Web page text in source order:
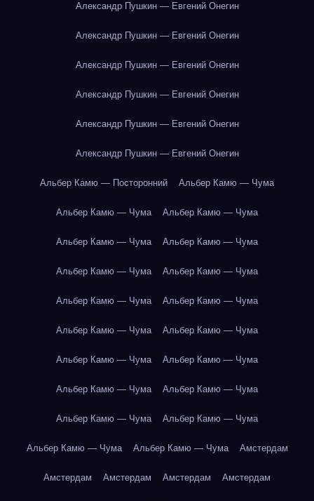
Александр Пушкин — Евгений Онегин
Александр Пушкин — Евгений Онегин
Александр Пушкин — Евгений Онегин
Александр Пушкин — Евгений Онегин
Александр Пушкин — Евгений Онегин
Александр Пушкин — Евгений Онегин
Альбер Камю — Посторонний Альбер Камю — Чума
Альбер Камю — Чума Альбер Камю — Чума
Альбер Камю — Чума Альбер Камю — Чума
Альбер Камю — Чума Альбер Камю — Чума
Альбер Камю — Чума Альбер Камю — Чума
Альбер Камю — Чума Альбер Камю — Чума
Альбер Камю — Чума Альбер Камю — Чума
Альбер Камю — Чума Альбер Камю — Чума
Альбер Камю — Чума Альбер Камю — Чума
Альбер Камю — Чума Альбер Камю — Чума Амстердам
Амстердам Амстердам Амстердам Амстердам